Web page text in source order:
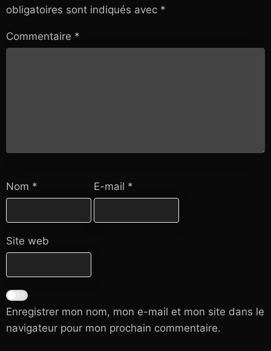
obligatoires sont indiqués avec *
Commentaire *
Nom * E-mail *
Site web
Enregistrer mon nom, mon e-mail et mon site dans le
navigateur pour mon prochain commentaire.